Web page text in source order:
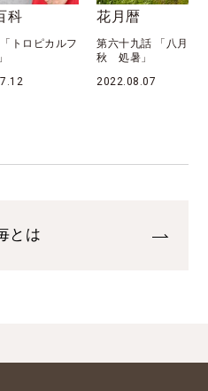
科
トロピカルフ
花月暦
第六十九話 「八月
秋 処暑」
2022.08.07
とは